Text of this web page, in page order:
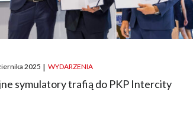
2025 | WYDARZENIA
symulatory trafią do PKP Intercity